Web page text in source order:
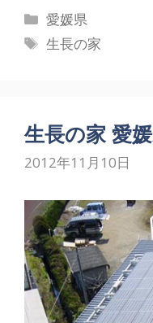
カ
テ
愛媛県
タ
生長の家
生長の家 愛
2012年11月10日